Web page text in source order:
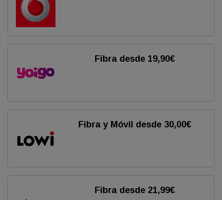
Fibra desde 19,90€
Fibra y Móvil desde 30,00€
Fibra desde 21,99€